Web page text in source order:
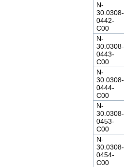
N-
30.0308-
0442-
C00
N-
30.0308-
0443-
C00
N-
30.0308-
0444-
C00
N-
30.0308-
0453-
C00
N-
30.0308-
0454-
C00